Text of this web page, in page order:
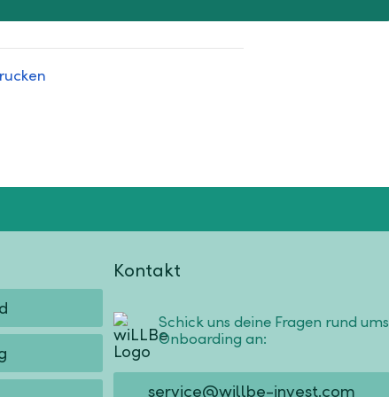
Kontakt
Schick uns deine Fragen rund ums
Onboarding an:
service@willbe-invest.com